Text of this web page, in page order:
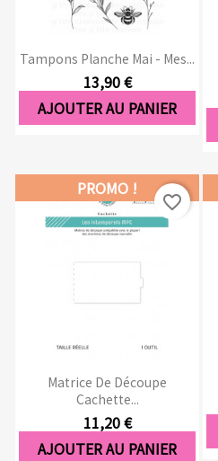
Tampons Planche Mai - Mes...
13,90 €
AJOUTER AU PANIER
Matrice De Découpe
Cachette...
11,20 €
AJOUTER AU PANIER
PROMO !
favorite_border